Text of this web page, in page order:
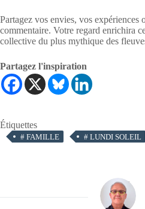
Partagez vos envies, vos expériences
commentaire. Votre regard enrichira
collective du plus mythique des
Partagez l'inspiration
Étiquettes
# FAMILLE # LUNDI SOLEIL